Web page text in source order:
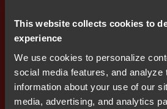
This website collects cookies to
experience
We use cookies to personalize
social media features, and analyze
information about your use of our
media, advertising, and analytics
通过可视化状态机建模加速开发，
代码生成，简化设计到代码的工作流
阅读更多